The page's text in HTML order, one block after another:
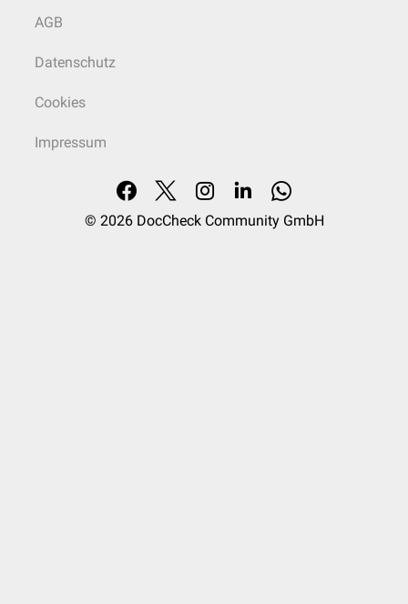
AGB
Datenschutz
Cookies
Impressum
© 2026 DocCheck Community GmbH